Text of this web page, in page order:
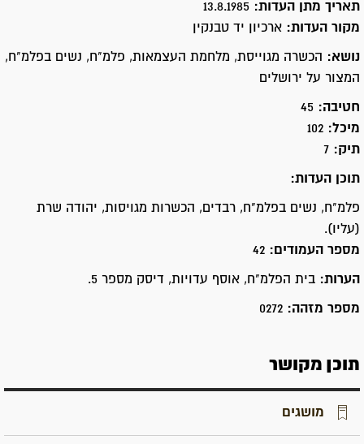
תאריך מתן העדות: 13.8.1985
מקור העדות: ארכיון יד טבנקין
נושא:
הכשרה מגוייסת, מלחמת העצמאות, פלמ"ח, נשים בפלמ"ח,
המצור על ירושלים
חטיבה: 45
מיכל: 102
תיק: 7
תוכן העדות:
פלמ"ח, נשים בפלמ"ח, רבדים, הכשרות מגויסות, יהודה שרת
(עליו).
מספר העמודים: 42
הערות: בית הפלמ"ח, אוסף עדויות, דיסק מספר 5.
מספר מזהה: 0272
תוכן מקושר
מושגים